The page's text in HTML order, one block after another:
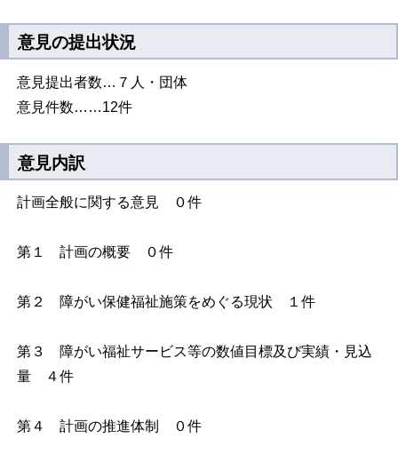
意見の提出状況
意見提出者数…７人・団体
意見件数……12件
意見内訳
計画全般に関する意見 ０件
第１ 計画の概要 ０件
第２ 障がい保健福祉施策をめぐる現状 １件
第３ 障がい福祉サービス等の数値目標及び実績・見込
量 ４件
第４ 計画の推進体制 ０件